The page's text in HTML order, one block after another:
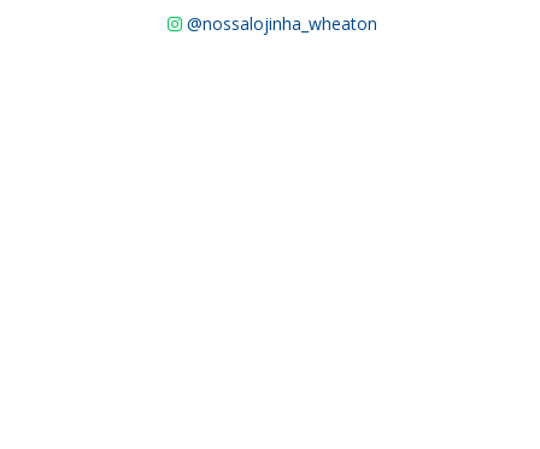
@nossalojinha_wheaton